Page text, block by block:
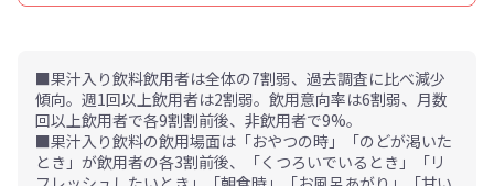
■果汁入り飲料飲用者は全体の7割弱、過去調査に比べ減少
傾向。週1回以上飲用者は2割弱。飲用意向率は6割弱、月数
回以上飲用者で各9割割前後、非飲用者で9%。
■果汁入り飲料の飲用場面は「おやつの時」「のどが渇いた
とき」が飲用者の各3割前後、「くつろいでいるとき」「リ